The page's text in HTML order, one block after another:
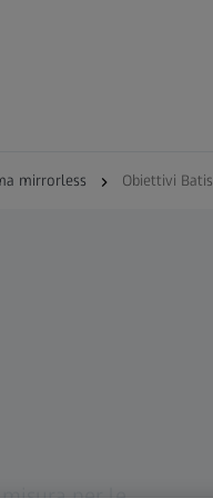
mirrorless Obiettivi Batis